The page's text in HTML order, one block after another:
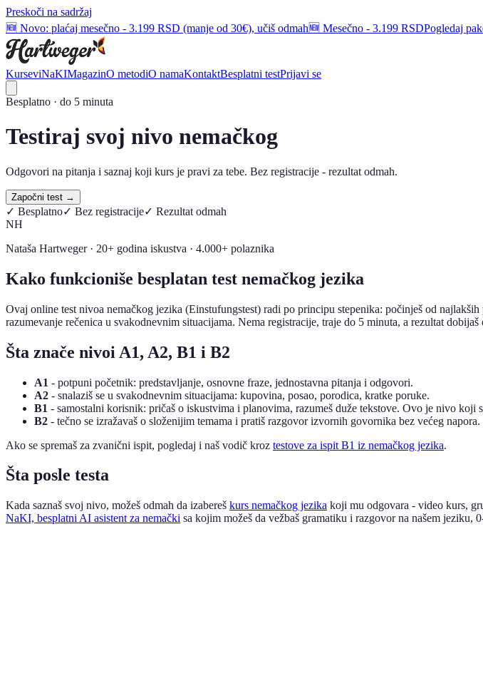
Preskoči na sadržaj
📺 Kao Netflix pretplata - samo što te ova vodi do B1 nivoa📺 Kao Netflix - do B1 Pogledaj paket → ×
KurseviNaKIMagazinO metodiO namaKontaktBesplatni testPrijavi se
Besplatno · do 5 minuta
Testiraj svoj nivo nemačkog
Odgovori na pitanja i saznaj koji kurs je pravi za tebe. Bez registracije - rezultat odmah.
Započni test →
✓ Besplatno✓ Bez registracije✓ Rezultat odmah
NH
Nataša Hartweger · 20+ godina iskustva · 4.000+ polaznika
Kako funkcioniše besplatan test nemačkog jezika
Ovaj online test nivoa nemačkog jezika (Einstufungstest) radi po principu stepenika: počinješ od
razumevanje rečenica u svakodnevnim situacijama. Nema registracije, traje do 5 minuta, a rezultat
Šta znače nivoi A1, A2, B1 i B2
A1 - potpuni početnik: predstavljanje, osnovne fraze, jednostavna pitanja i odgovori.
A2 - snalaziš se u svakodnevnim situacijama: kupovina, posao, porodica, kratke poruke.
B1 - samostalni korisnik: pričaš o iskustvima i planovima, razumeš duže tekstove. Ovo je nivo koji
B2 - tečno se izražavaš o složenijim temama i pratiš razgovor izvornih govornika bez većeg napora.
Ako se spremaš za zvanični ispit, pogledaj i naš vodič kroz testove za ispit B1 iz nemačkog jezika.
Šta posle testa
Kada saznaš svoj nivo, možeš odmah da izabereš kurs nemačkog jezika koji mu odgovara - video kurs,
NaKI, besplatni AI asistent za nemački sa kojim možeš da vežbaš gramatiku i razgovor na našem jeziku,